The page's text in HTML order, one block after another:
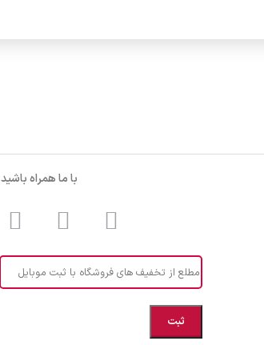
با ما همراه باشید
مطلع از تخفیف های فروشگاه با ثبت موبایل